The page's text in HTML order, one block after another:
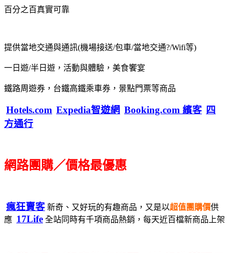
百分之百真實可靠
提供當地交通與通訊(機場接送/包車/當地交通?/Wifi等)
一日遊/半日遊，活動與體驗，美食饗宴
鐵路周遊券，台鐵高鐵乘車券，景點門票等商品
Hotels.com Expedia智遊網 Booking.com 繽客 四
方通行
網路團購／價格最優惠
瘋狂賣客 新奇、又好玩的有趣商品，又是以超值團購價供
應 17Life 全站同時有千項商品熱銷，每天近百檔新商品上架